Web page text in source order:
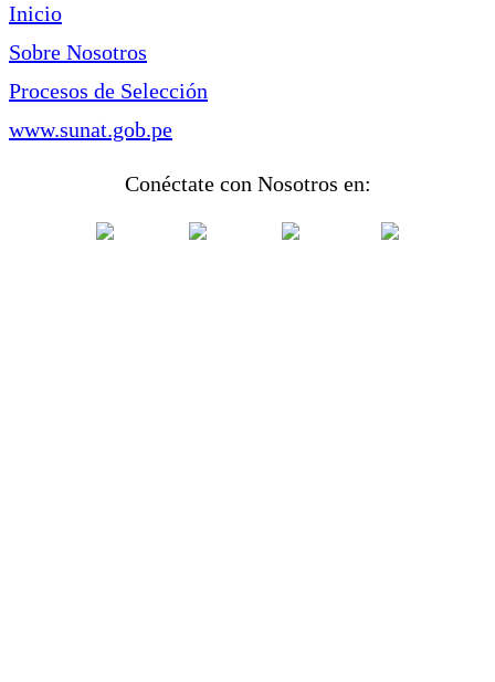
Inicio
Sobre Nosotros
Procesos de Selección
www.sunat.gob.pe
Conéctate con Nosotros en: